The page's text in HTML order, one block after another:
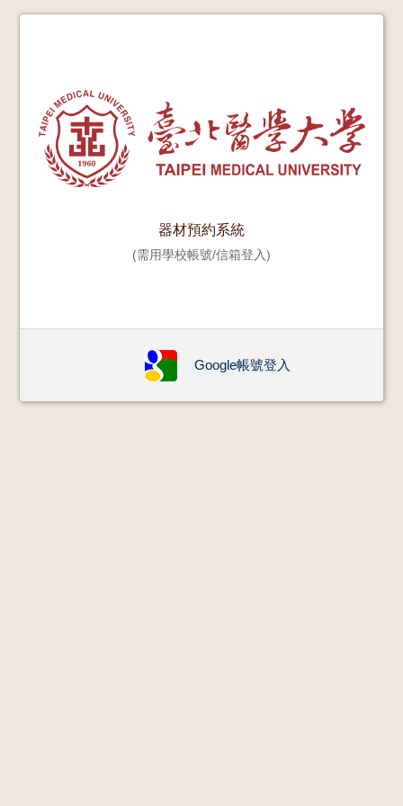
器材預約系統
(需用學校帳號/信箱登入)
Google帳號登入